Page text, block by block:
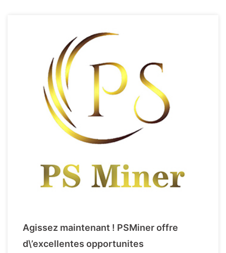
Agissez maintenant ! PSMiner offre
d\’excellentes opportunites